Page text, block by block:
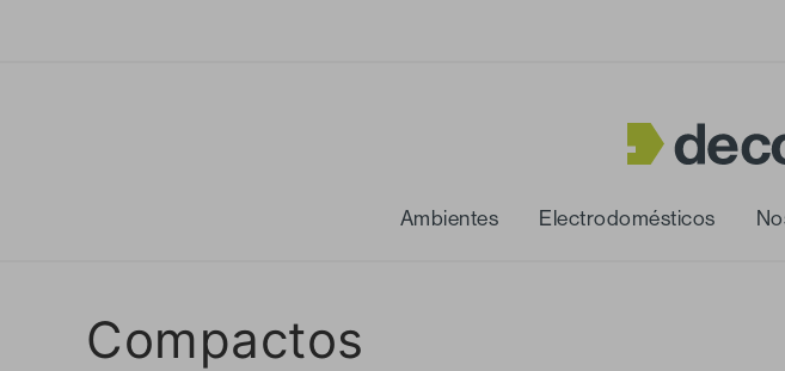
Ambientes Electrodomésticos
Compactos